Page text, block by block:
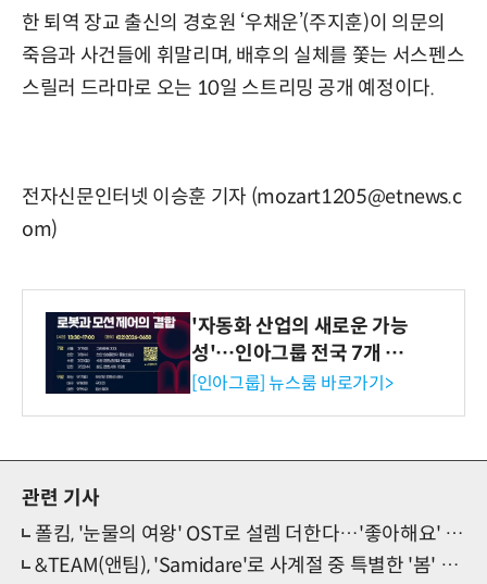
한 퇴역 장교 출신의 경호원 ‘우채운’(주지훈)이 의문의
죽음과 사건들에 휘말리며, 배후의 실체를 쫓는 서스펜스
스릴러 드라마로 오는 10일 스트리밍 공개 예정이다.
전자신문인터넷 이승훈 기자 (mozart1205@etnews.c
om)
'자동화 산업의 새로운 가능
성'…인아그룹 전국 7개 도
시 세미나 페어 개최
[인아그룹] 뉴스룸 바로가기>
관련 기사
폴킴, '눈물의 여왕' OST로 설렘 더한다…'좋아해요' 발매
&TEAM(앤팀), 'Samidare'로 사계절 중 특별한 '봄' 연다